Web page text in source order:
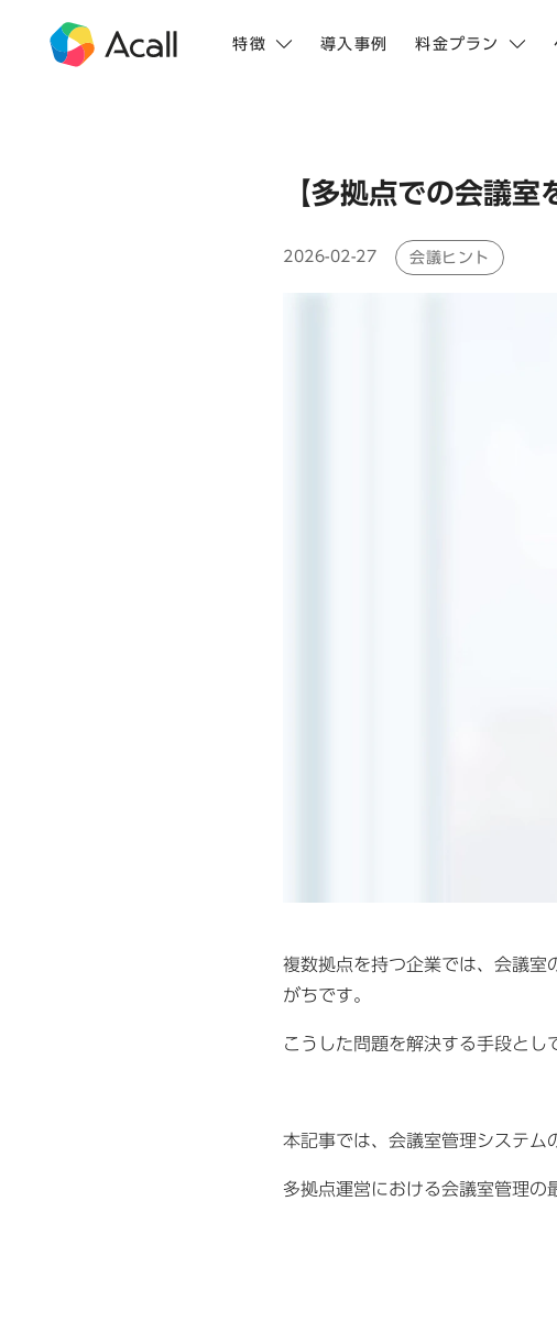
特徴 導入事例 料金プラン
【多拠点での会議
2026-02-27 会議ヒント
複数拠点を持つ企業では、会議室
がちです。
こうした問題を解決する手段とし
本記事では、会議室管理システム
多拠点運営における会議室管理の